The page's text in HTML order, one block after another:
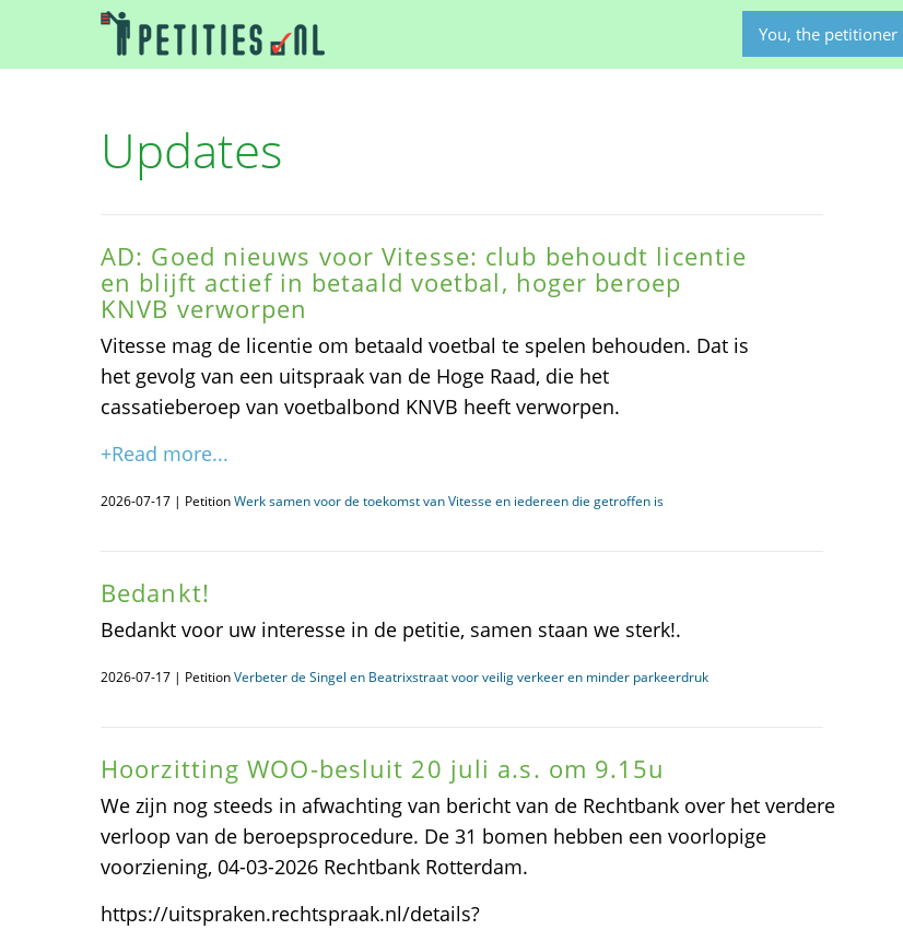
You, the petitioner
Updates
AD: Goed nieuws voor Vitesse: club behoudt licentie
en blijft actief in betaald voetbal, hoger beroep
KNVB verworpen
Vitesse mag de licentie om betaald voetbal te spelen behouden. Dat is
het gevolg van een uitspraak van de Hoge Raad, die het
cassatieberoep van voetbalbond KNVB heeft verworpen.
+Read more...
2026-07-17 | PetitionWerk samen voor de toekomst van Vitesse en iedereen die getroffen is
Bedankt!
Bedankt voor uw interesse in de petitie, samen staan we sterk!.
2026-07-17 | PetitionVerbeter de Singel en Beatrixstraat voor veilig verkeer en minder parkeerdruk
Hoorzitting WOO-besluit 20 juli a.s. om 9.15u
We zijn nog steeds in afwachting van bericht van de Rechtbank over het verdere
verloop van de beroepsprocedure. De 31 bomen hebben een voorlopige
voorziening, 04-03-2026 Rechtbank Rotterdam.
https://uitspraken.rechtspraak.nl/details?